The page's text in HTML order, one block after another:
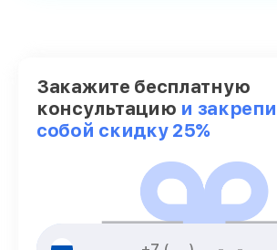
Закажите бесплатную
консультацию и
собой скидку 25%